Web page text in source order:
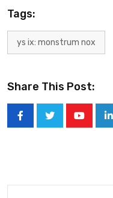
Tags:
ys ix: monstrum nox
Share This Post: